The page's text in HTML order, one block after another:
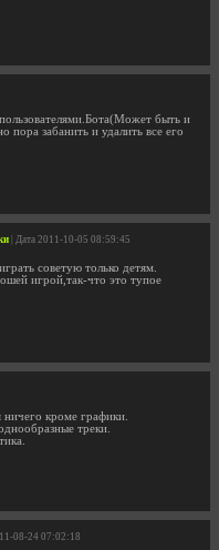
быть и
пора забанить и удалить все его
| Дата 2011-10-05 08:59:45
советую только детям.
игрой,так-что это тупое
кроме графики.
треки.
08-24 07:02:18